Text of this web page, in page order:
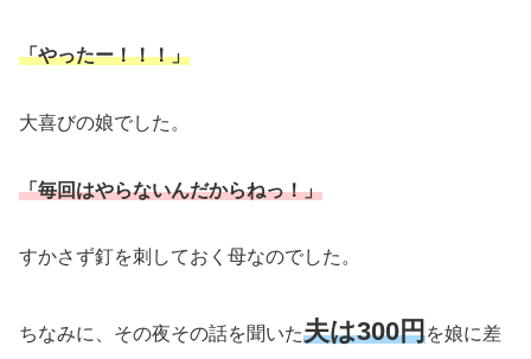
「やったー！！！」
大喜びの娘でした。
「毎回はやらないんだからねっ！」
すかさず釘を刺しておく母なのでした。
ちなみに、その夜その話を聞いた夫は300円を娘に差